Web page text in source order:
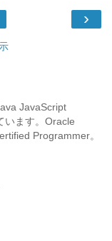
›
JavaScript
います。Oracle
Programmer。